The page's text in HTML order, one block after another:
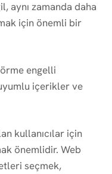
aynı zamanda daha
için önemli bir
engelli
içerikler ve
kullanıcılar için
önemlidir. Web
seçmek,